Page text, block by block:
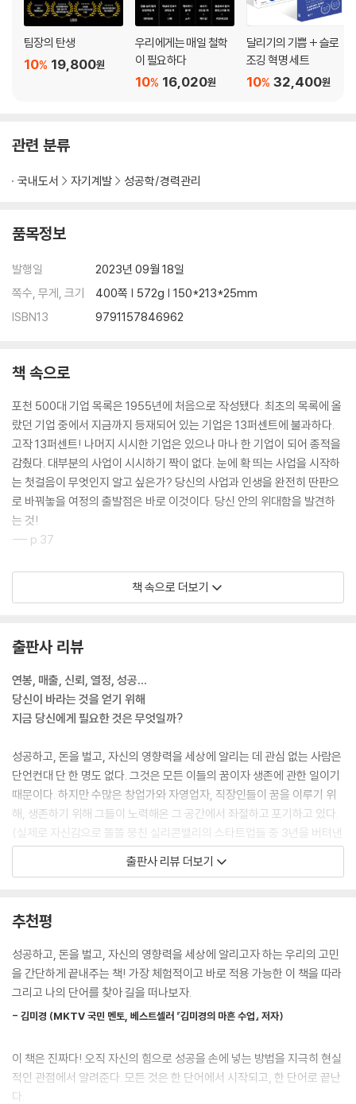
다 | 한 단어가 몸이라면 음악은 목소리다 | 오프닝 뮤직이 한 단어의 인상
을 결정한다 | #믿는다에 날개를 달아준 소리 | ‘딴, 딴, 따, 단, 딴!’ 소리로
한 단어를 전해요, 인텔 인사이드
한 단어로 돈 버는 회사들 | 함께할 사람을 찾는 법 | #믿는다는 이렇게 인
재를 찾는다 | 한 단어 회사들의 최적격 인재 선별법 | 최우선으로 신입에
게 한 단어를 알리다 | 한 단어 리더가 신입에게 직진하는 이유 | 돈 버는 회
느낄 수 있어야 한다 | #믿는다 근무 환경이 우리 모두를 자유롭게 한다 |
믿는다가 만든 의례 | 돈 버는 회사들의 한 단어 의례 | 한 단어 이름과 언어
로 소통하다 | #믿는다의 언어는 이렇게 만들어졌다 | 돈 버는 회사들의
의 한 단어 경영 | 계속 함께할 사람과 떠나보내야 할 사람 | #믿는다가 누
CHAPTER7 한 단어로 경영하라
한 단어 고객 관리 | #믿는다로 고객과 한 단어를 공유하는 법 | 돈 버는 회
사들의 한 단어 고객 관리 | 당신의 공급자는 당신의 브랜드를 대변하는가
| #믿는다로 공급자와 한 단어를 공유하는 법 | 돈 버는 회사들의 한 단어
공급자 관리 | 한 단어 상품과 서비스 | #믿는다로 이렇게 상품과 서비스
를 개발했다 | 돈 버는 회사들의 한 단어 상품과 서비스 개발법 | 한 단어 품
질 관리 | #믿는다의 품질 관리법 | 돈 버는 회사들의 한 단어 품질 관리 |
한 단어 연구개발(R&D) | #믿는다의 연구개발법 | 돈 버는 회사들의 한
단어 연구개발 관리 | 한 단어 조언자 | #믿는다로 조언자를 발견하는 법 |
는 회사들의 한 단어 조언자 찾는 법 | 한 단어 자본금 | #믿는다로 자본금
을 만드는 법 | 돈 버는 회사들의 한 단어 자본금 조성 방법 | 한 단어 영업
는 회사들의 한 단어 프로젝트 관리법 | 한 단어 결정 | #믿는다는 이렇게
결론 당신의 한 단어가 당신의 본질이다
팀장의 탄생
19,800원
10%
우리에게는 매일 철학
이 필요하다
16,020원
10%
달리기의 기쁨 + 슬로
조깅 혁명 세트
32,400원
10%
관련 분류
국내도서 자기계발 성공학/경력관리
품목정보
발행일
2023년 09월 18일
쪽수, 무게, 크기
400쪽 | 572g | 150*213*25mm
ISBN13
9791157846962
책 속으로
포천 500대 기업 목록은 1955년에 처음으로 작성됐다. 최초의 목록에 올
랐던 기업 중에서 지금까지 등재되어 있는 기업은 13퍼센트에 불과하다.
고작 13퍼센트! 나머지 시시한 기업은 있으나 마나 한 기업이 되어 종적을
감췄다. 대부분의 사업이 시시하기 짝이 없다. 눈에 확 띄는 사업을 시작하
는 첫걸음이 무엇인지 알고 싶은가? 당신의 사업과 인생을 완전히 딴판으
로 바꿔놓을 여정의 출발점은 바로 이것이다. 당신 안의 위대함을 발견하
는 것!
--- p.37
그 순간, 그 말이 단순히 캐치프레이즈에 그쳐서는 안 된다는 생각이 뇌리
를 스쳤다. 그 말은 가치 선언문이자 사명 선언문이었다. 삶의 방식이었다.
모두 #믿는다와 관련이 있다. 내게 #믿는다는 마케팅용 카피가 아니다.
그것은 바로 나 자신이다. 당신도 자신이 어떤 사람인지 파악해야 한다. 그
래야 중대한 결정을 내릴 수 있다.
--- p.72~73
어니스트컴퍼니는 한 단어를 한 단계 더 발전시켰다. 이 회사의 공동 창립
자인 제시카 알바와 크리스토퍼 개비건은 한 단어의 철학을 받아들인 것은
물론이고, 자신들의 한 단어로 회사 이름까지 지었다. 바로 #정직하다였
다. … #정직한 경영을 실천하는 제시카는 배우이자 사업가로서 2억 달러
정도의 자산을 보유하고 있음에도 따로 집무실이 없다. 그냥 팀원과 나란
히 앉아서 일한다. … 어니스트 컴퍼니는 연간 수억 달러의 매출을 올리는
기업이 됐다. 사업을 시작하고 3년이 지난 시점에서 이 회사의 평가가치는
10억 달러에 달했다.
제를 찾아서 적어보자. 그냥 봐서는 도무지 모르겠다면 당신을 행복하게
하는 것 옆에 왜 그것을 좋아하는지 적어보자. 그러면 어떤 패턴이 보일 것
이다. 반복적으로 나오는 단어가 있을 것이다. 이렇게 가장 행복한 순간을
설명할 때 가장 많이 쓰이는 단어를 한데 모아보자. 그중에서 한 단어를 선
자.
--- p.99
책 속으로 더보기
출판사 리뷰
연봉, 매출, 신뢰, 열정, 성공…
당신이 바라는 것을 얻기 위해
지금 당신에게 필요한 것은 무엇일까?
성공하고, 돈을 벌고, 자신의 영향력을 세상에 알리는 데 관심 없는 사람은
단언컨대 단 한 명도 없다. 그것은 모든 이들의 꿈이자 생존에 관한 일이기
때문이다. 하지만 수많은 창업가와 자영업자, 직장인들이 꿈을 이루기 위
해, 생존하기 위해 그들이 노력해온 그 공간에서 좌절하고 포기하고 있다.
(실제로 자신감으로 똘똘 뭉친 실리콘밸리의 스타트업들 중 3년을 버텨낸
회사는 20%에 불과하다!)
인 에번 카마이클 또한 그랬다. 10만 달러의 연봉도 포기하고 자신의 손으
로 성공을 쟁취하려 했지만 3년간 그가 올린 소득은 한 달에 300달러에
그쳤다. 과연 무엇이 문제였을까?
디어(또는 상품, 서비스)를 사람들이 좋아할 줄 알았는데 아니었다.” 실패
자신뿐만 아니라 실패를 목전에 둔 수많은 이들을 구원해낸 저자는 이렇게
단언한다. “내 삶의 극적인 변화를 이끌어내고, 세상이 내 진가를 알아보게
만드는 것은 나의 본질을 담은 ‘한 단어’다!”
출판사 리뷰 더보기
추천평
성공하고, 돈을 벌고, 자신의 영향력을 세상에 알리고자 하는 우리의 고민
을 간단하게 끝내주는 책! 가장 체험적이고 바로 적용 가능한 이 책을 따라
그리고 나의 단어를 찾아 길을 떠나보자.
- 김미경 (MKTV 국민 멘토, 베스트셀러 『김미경의 마흔 수업』 저자)
이 책은 진짜다! 오직 자신의 힘으로 성공을 손에 넣는 방법을 지극히 현실
적인 관점에서 알려준다. 모든 것은 한 단어에서 시작되고, 한 단어로 끝난
다.